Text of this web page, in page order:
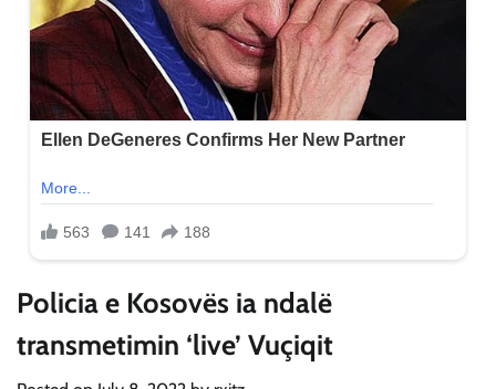
Policia e Kosovës ia ndalë
transmetimin ‘live’ Vuçiqit